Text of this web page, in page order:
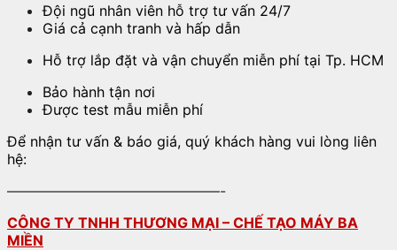
Đội ngũ nhân viên hỗ trợ tư vấn 24/7
Giá cả cạnh tranh và hấp dẫn
Hỗ trợ lắp đặt và vận chuyển miễn phí tại Tp. HCM
Bảo hành tận nơi
Được test mẫu miễn phí
Để nhận tư vấn & báo giá, quý khách hàng vui lòng liên
hệ:
———————————————-
CÔNG TY TNHH THƯƠNG MẠI – CHẾ TẠO MÁY BA
MIỀN